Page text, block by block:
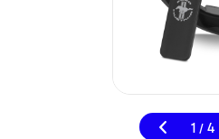
1 / 4